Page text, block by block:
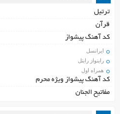
ترتیل
قرآن
کد آهنگ پیشواز
ایرانسل
راینواز رایتل
همراه اول
کد آهنگ پیشواز ویژه محرم
مفاتیح الجنان